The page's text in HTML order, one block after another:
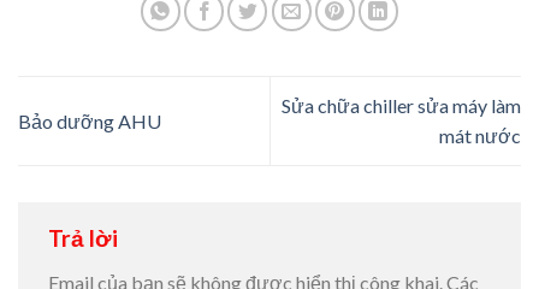
Bảo dưỡng AHU
Sửa chữa chiller sửa máy làm
mát nước
Trả lời
Email của bạn sẽ không được hiển thị công khai.Các